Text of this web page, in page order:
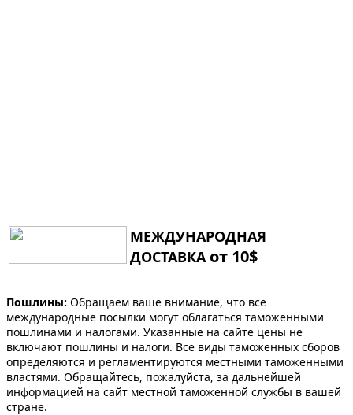
МЕЖДУНАРОДНАЯ
ДОСТАВКА от 10$
Пошлины: Обращаем ваше внимание, что все
международные посылки могут облагаться таможенными
пошлинами и налогами. Указанные на сайте цены не
включают пошлины и налоги. Все виды таможенных сборов
определяются и регламентируются местными таможенными
властями. Обращайтесь, пожалуйста, за дальнейшей
информацией на сайт местной таможенной службы в вашей
стране.